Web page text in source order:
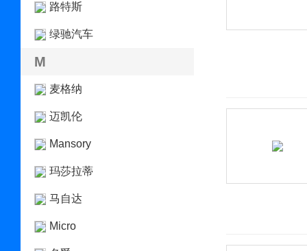
路特斯
绿驰汽车
M
麦格纳
迈凯伦
Mansory
玛莎拉蒂
马自达
Micro